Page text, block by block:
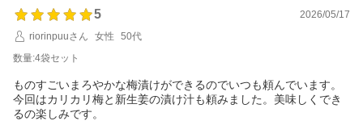
5
2026/05/17
riorinpuuさん
女性
50代
数量:4袋セット
ものすごいまろやかな梅漬けができるのでいつも頼んでいます。
今回はカリカリ梅と新生姜の漬け汁も頼みました。美味しくでき
るの楽しみです。